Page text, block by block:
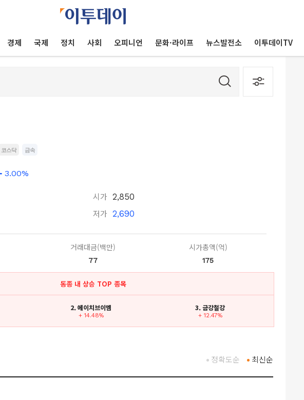
경제 국제 정치 사회 오피니언 문화·라이프 뉴스발전소 이투데이TV
코스닥 금속
3.00%
시가 2,850
저가 2,690
거래대금(백만)
77
시가총액(억)
175
동종 내 상승 TOP 종목
2. 에이치브이엠
+ 14.48%
3. 금강철강
+ 12.47%
최신순
정확도순